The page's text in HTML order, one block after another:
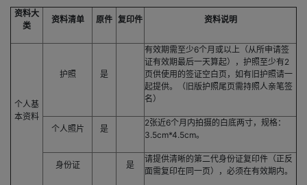
资料大
类
资料清单 原件 复印件 资料说明
个人基
本资料
护照 是
有效期需至少6个月或以上（从所申请签
证有效期最后一天算起），护照至少有2
页供使用的签证空白页，如有旧护照请一
起提供。（旧版护照尾页需持照人亲笔签
名）
个人照片 是
2张近6个月内拍摄的白底两寸，规格：
3.5cm*4.5cm。
身份证 是
请提供清晰的第二代身份证复印件（正反
面需复印在同一页），必须在有效期内。